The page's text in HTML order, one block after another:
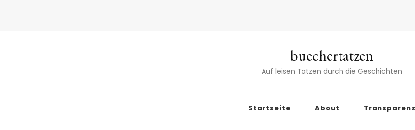
buechertatzen
Auf leisen Tatzen durch die Geschichten
Startseite About Transparenz